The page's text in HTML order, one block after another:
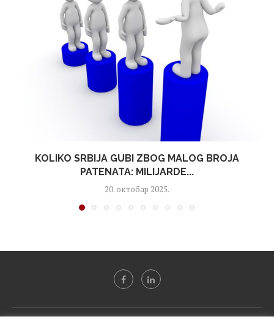
KOLIKO SRBIJA GUBI ZBOG MALOG BROJA
PATENATA: MILIJARDE...
20. октобар 2025.